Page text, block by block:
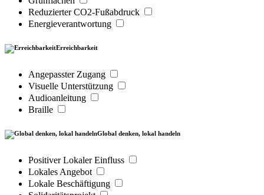
Reduzierter CO2-Fußabdruck
Energieverantwortung
Erreichbarkeit
Angepasster Zugang
Visuelle Unterstützung
Audioanleitung
Braille
Global denken, lokal handeln
Positiver Lokaler Einfluss
Lokales Angebot
Lokale Beschäftigung